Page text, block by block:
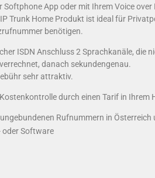
Softphone App oder mit Ihrem Voice
Trunk Home Produkt ist ideal für
benötigen.
ISDN Anschluss 2 Sprachkanäle, die
danach sekundengenau.
sehr attraktiv.
durch einen Tarif in Ihrem
Rufnummern in Österreich
oder Software